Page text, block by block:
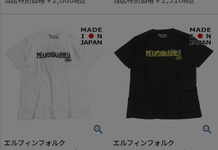
エルフィンフォルク エルフィンフォルク